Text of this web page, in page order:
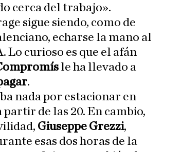
cerca del trabajo».
sigue siendo, como de
echarse la mano al
Lo curioso es que el afán
le ha llevado a
.
nada por estacionar en
partir de las 20. En cambio,
Giuseppe Grezzi,
esas dos horas de la